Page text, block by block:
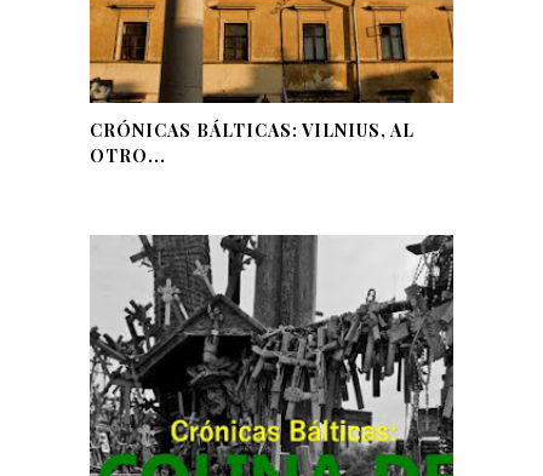
CRÓNICAS BÁLTICAS: VILNIUS, AL
OTRO...